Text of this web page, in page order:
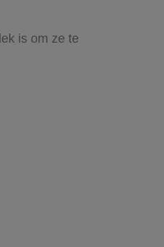
is om ze te